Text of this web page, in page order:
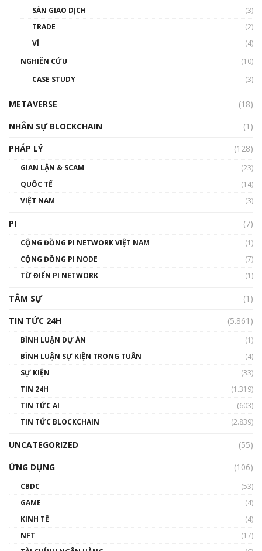
SÀN GIAO DỊCH
(3)
TRADE
(2)
VÍ
(4)
NGHIÊN CỨU
(10)
CASE STUDY
(3)
METAVERSE
(18)
NHÂN SỰ BLOCKCHAIN
(1)
PHÁP LÝ
(128)
GIAN LẬN & SCAM
(23)
QUỐC TẾ
(14)
VIỆT NAM
(3)
PI (7)
CỘNG ĐỒNG PI NETWORK VIỆT NAM
(1)
CỘNG ĐỒNG PI NODE
(7)
TỪ ĐIỂN PI NETWORK
(1)
TÂM SỰ
(1)
TIN TỨC 24H
(5.861)
BÌNH LUẬN DỰ ÁN
(1)
BÌNH LUẬN SỰ KIỆN TRONG TUẦN
(4)
SỰ KIỆN
(33)
TIN 24H
(1.319)
TIN TỨC AI
(603)
TIN TỨC BLOCKCHAIN
(2.839)
UNCATEGORIZED
(55)
ỨNG DỤNG
(106)
CBDC
(53)
GAME
(4)
KINH TẾ
(4)
NFT
(17)